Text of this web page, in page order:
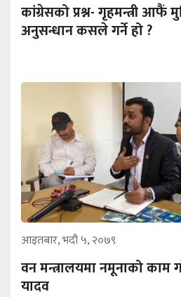
कांग्रेसको प्रश्न- गृहमन्त्री
अनुसन्धान कसले गर्ने हो ?
आइतबार, भदौ ५, २०७९
वन मन्त्रालयमा नमूनाको काम
यादव